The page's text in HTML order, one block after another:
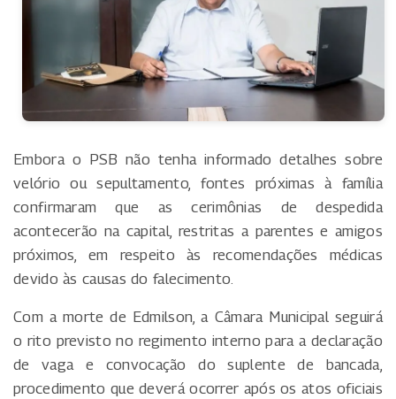
Embora o PSB não tenha informado detalhes sobre
velório ou sepultamento, fontes próximas à família
confirmaram que as cerimônias de despedida
acontecerão na capital, restritas a parentes e amigos
próximos, em respeito às recomendações médicas
devido às causas do falecimento.
Com a morte de Edmilson, a Câmara Municipal seguirá
o rito previsto no regimento interno para a declaração
de vaga e convocação do suplente de bancada,
procedimento que deverá ocorrer após os atos oficiais